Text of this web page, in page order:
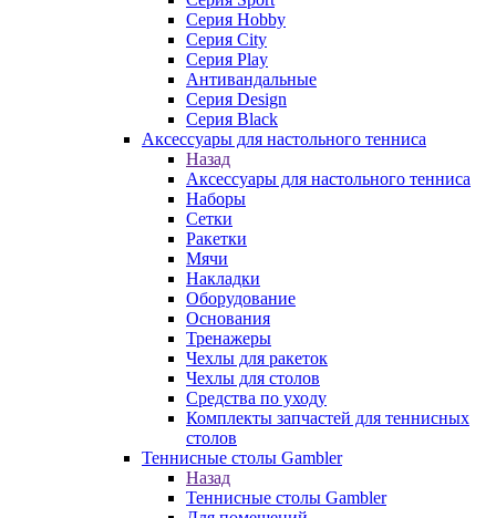
Серия Hobby
Серия City
Серия Play
Антивандальные
Серия Design
Серия Black
Аксессуары для настольного тенниса
Назад
Аксессуары для настольного тенниса
Наборы
Сетки
Ракетки
Мячи
Накладки
Оборудование
Основания
Тренажеры
Чехлы для ракеток
Чехлы для столов
Средства по уходу
Комплекты запчастей для теннисных
столов
Теннисные столы Gambler
Назад
Теннисные столы Gambler